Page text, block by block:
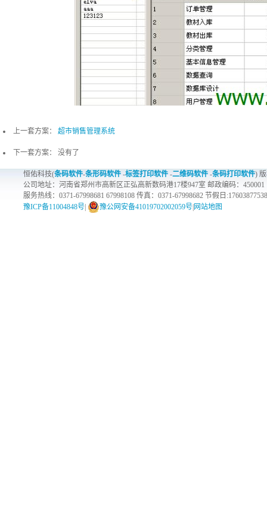
上一套方案： 超市销售管理系统
下一套方案： 没有了
恒佑科技(条码软件-条形码软件 -标签打印软件 -二维码软件 -条码打印软件)
公司地址：河南省郑州市高新区正弘高新数码港17楼947室 邮政编码：450001
服务热线：0371-67998681 67998108 传真：0371-67998682 节假日:17603877538
豫ICP备11004848号
豫公网安备41019702002059号 网站地图